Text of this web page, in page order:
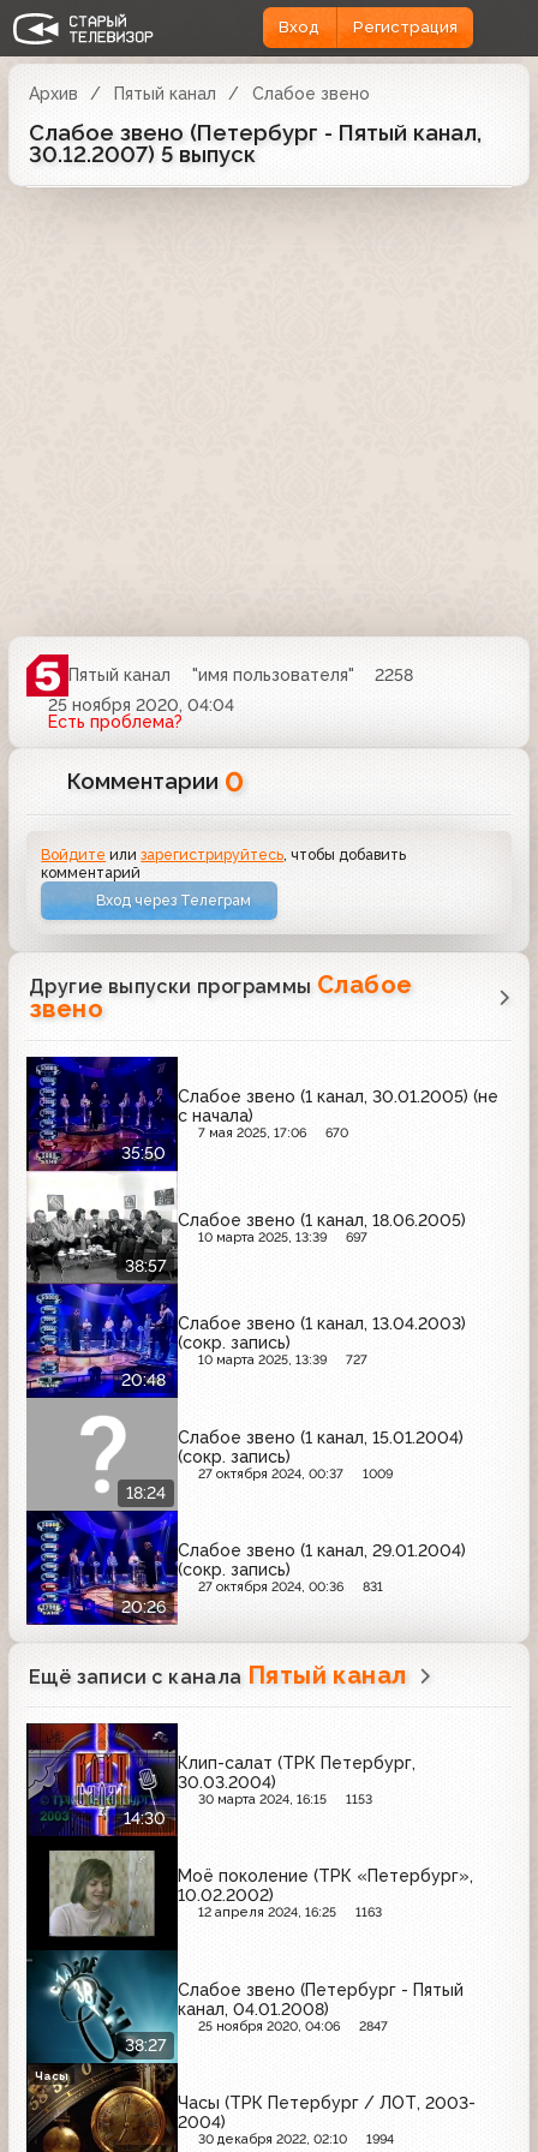
Вход Регистрация
Архив Пятый канал Слабое звено
Слабое звено (Петербург - Пятый канал,
30.12.2007) 5 выпуск
Пятый канал "имя пользователя"
2258
25 ноября 2020, 04:04
Есть проблема?
Комментарии 0
Войдите илизарегистрируйтесь , чтобы добавить
комментарий
Вход через Телеграм
Другие выпуски программы Слабое
звено
35:50
Слабое звено (1 канал, 30.01.2005) (не
с начала)
7 мая 2025, 17:06 670
38:57
Слабое звено (1 канал, 18.06.2005)
10 марта 2025, 13:39 697
20:48
Слабое звено (1 канал, 13.04.2003)
(сокр. запись)
10 марта 2025, 13:39 727
18:24
Слабое звено (1 канал, 15.01.2004)
(сокр. запись)
27 октября 2024, 00:37 1009
20:26
Слабое звено (1 канал, 29.01.2004)
(сокр. запись)
27 октября 2024, 00:36 831
Ещё записи с канала Пятый канал
14:30
Клип-салат (ТРК Петербург,
30.03.2004)
30 марта 2024, 16:15 1153
Моё поколение (ТРК «Петербург»,
10.02.2002)
12 апреля 2024, 16:25 1163
38:27
Слабое звено (Петербург - Пятый
канал, 04.01.2008)
25 ноября 2020, 04:06 2847
Часы (ТРК Петербург / ЛОТ, 2003-
2004)
30 декабря 2022, 02:10 1994
Часы